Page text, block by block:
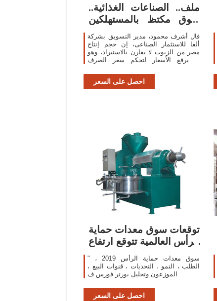
ملف.. الصناعات الغذائية..
سوق مكتظ بالمستهلكين
يسعى للتغلب
قال أشرف محمود، مدير التسويق بشركة
ألفا للاستثمار الصناعى، إن حجم إنتاج
مصر من الزيوت لا يقارن بالاستيراد، وهو
ما يرفع الأسعار لتحكم سعر الصرف
وتستهلك
احصل على السعر
توقعات سوق معدات حماية
الرأس العالمية تتوقع ارتفاع
الطلب" سوق معدات حماية الرأس 2019 ،
الطلب ، النمو ، التحديات ، قنوات البيع ،
الموزعون وتحليل بورتر فورس ف
احصل على السعر